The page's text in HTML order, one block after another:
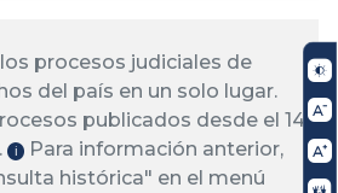
procesos judiciales de
del país en un solo lugar.
publicados desde el 14
ℹ️
Para información anterior,
histórica" en el menú